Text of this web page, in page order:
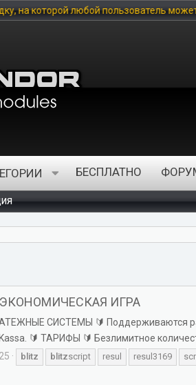
может купить цифровой товар,
БЕСПЛАТНО
- ЭКОНОМИЧЕСКАЯ ИГРА
СИСТЕМЫ 🔰 Поддерживаются
🔰 ТАРИФЫ 🔰 Безлимитное
blitz blitzscript resul resul3169